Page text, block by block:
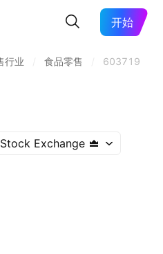
开始
行业 食品零售 603719
Exchange